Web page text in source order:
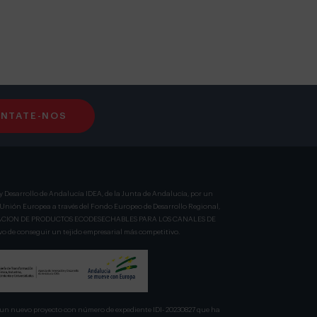
NOS
de Andalucía IDEA, de la Junta de Andalucía, por un
Europea a través del Fondo Europeo de Desarrollo Regional,
DE PRODUCTOS ECODESECHABLES PARA LOS CANALES DE
de conseguir un tejido empresarial más competitivo.
un nuevo proyecto con número de expediente IDI- 20230827 que ha